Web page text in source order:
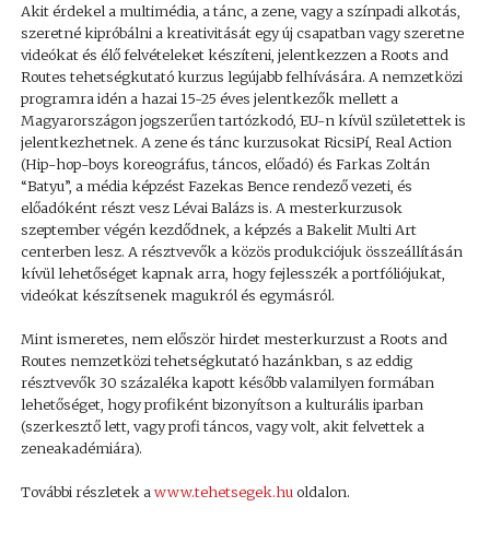
Akit érdekel a multimédia, a tánc, a zene, vagy a színpadi alkotás,
szeretné kipróbálni a kreativitását egy új csapatban vagy szeretne
videókat és élő felvételeket készíteni, jelentkezzen a Roots and
Routes tehetségkutató kurzus legújabb felhívására. A nemzetközi
programra idén a hazai 15-25 éves jelentkezők mellett a
Magyarországon jogszerűen tartózkodó, EU-n kívül születettek is
jelentkezhetnek. A zene és tánc kurzusokat RicsiPí, Real Action
(Hip-hop-boys koreográfus, táncos, előadó) és Farkas Zoltán
“Batyu”, a média képzést Fazekas Bence rendező vezeti, és
előadóként részt vesz Lévai Balázs is. A mesterkurzusok
szeptember végén kezdődnek, a képzés a Bakelit Multi Art
centerben lesz. A résztvevők a közös produkciójuk összeállításán
kívül lehetőséget kapnak arra, hogy fejlesszék a portfóliójukat,
videókat készítsenek magukról és egymásról.
Mint ismeretes, nem először hirdet mesterkurzust a Roots and
Routes nemzetközi tehetségkutató hazánkban, s az eddig
résztvevők 30 százaléka kapott később valamilyen formában
lehetőséget, hogy profiként bizonyítson a kulturális iparban
(szerkesztő lett, vagy profi táncos, vagy volt, akit felvettek a
zeneakadémiára).
További részletek awww.tehetsegek.huoldalon.